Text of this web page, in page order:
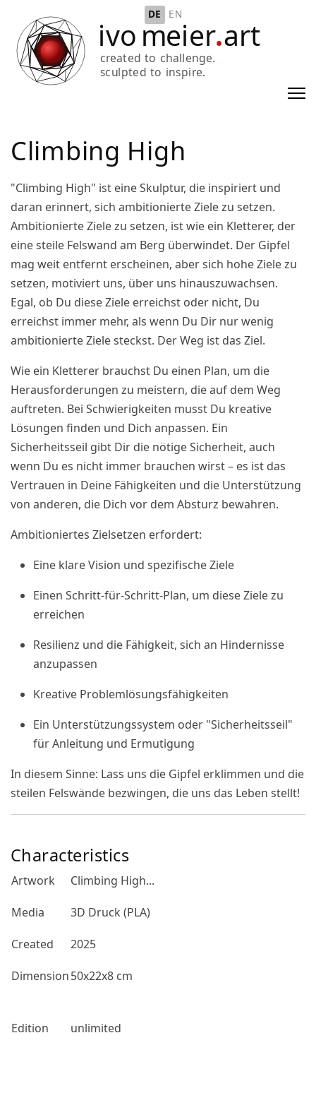
Sprache auswählen
DE EN
Climbing High
"Climbing High" ist eine Skulptur, die inspiriert und
daran erinnert, sich ambitionierte Ziele zu setzen.
Ambitionierte Ziele zu setzen, ist wie ein Kletterer, der
eine steile Felswand am Berg überwindet. Der Gipfel
mag weit entfernt erscheinen, aber sich hohe Ziele zu
setzen, motiviert uns, über uns hinauszuwachsen.
Egal, ob Du diese Ziele erreichst oder nicht, Du
erreichst immer mehr, als wenn Du Dir nur wenig
ambitionierte Ziele steckst. Der Weg ist das Ziel.
Wie ein Kletterer brauchst Du einen Plan, um die
Herausforderungen zu meistern, die auf dem Weg
auftreten. Bei Schwierigkeiten musst Du kreative
Lösungen finden und Dich anpassen. Ein
Sicherheitsseil gibt Dir die nötige Sicherheit, auch
wenn Du es nicht immer brauchen wirst – es ist das
Vertrauen in Deine Fähigkeiten und die Unterstützung
von anderen, die Dich vor dem Absturz bewahren.
Ambitioniertes Zielsetzen erfordert:
Eine klare Vision und spezifische Ziele
Einen Schritt-für-Schritt-Plan, um diese Ziele zu
erreichen
Resilienz und die Fähigkeit, sich an Hindernisse
anzupassen
Kreative Problemlösungsfähigkeiten
Ein Unterstützungssystem oder "Sicherheitsseil"
für Anleitung und Ermutigung
In diesem Sinne: Lass uns die Gipfel erklimmen und die
steilen Felswände bezwingen, die uns das Leben stellt!
Characteristics
Artwork Climbing High...
Media 3D Druck (PLA)
Created 2025
Dimension50x22x8 cm
Edition unlimited